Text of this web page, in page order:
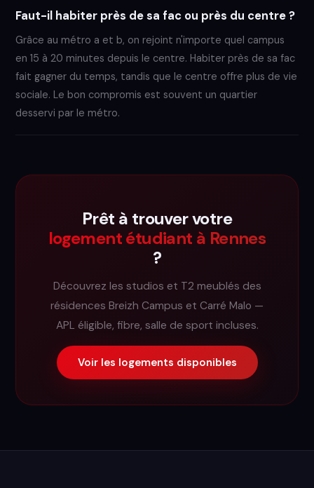
Faut-il habiter près de sa fac ou près du centre ?
Grâce au métro a et b, on rejoint n'importe quel campus
en 15 à 20 minutes depuis le centre. Habiter près de sa fac
fait gagner du temps, tandis que le centre offre plus de vie
sociale. Le bon compromis est souvent un quartier
desservi par le métro.
Prêt à trouver votre
logement étudiant à Rennes
?
Découvrez les studios et T2 meublés des
résidences Breizh Campus et Carré Malo —
APL éligible, fibre, salle de sport incluses.
Voir les logements disponibles